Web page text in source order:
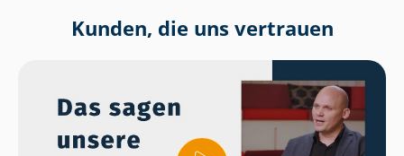
Kunden, die uns vertrauen